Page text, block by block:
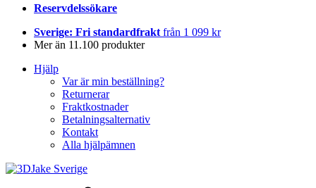
Reservdelssökare
Sverige: Fri standardfrakt från 1 099 kr
Mer än 11.100 produkter
Hjälp
Var är min beställning?
Returnerar
Fraktkostnader
Betalningsalternativ
Kontakt
Alla hjälpämnen